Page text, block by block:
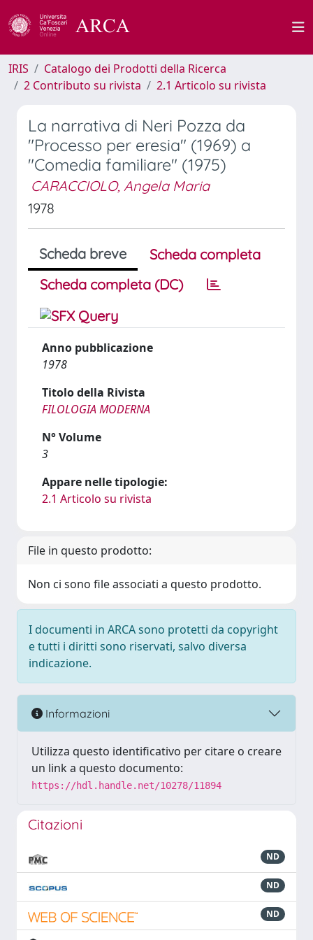
IRIS
Catalogo dei Prodotti della Ricerca
2 Contributo su rivista
2.1 Articolo su rivista
La narrativa di Neri Pozza da
"Processo per eresia" (1969) a
"Comedia familiare" (1975)
CARACCIOLO, Angela Maria
1978
Scheda breve
Scheda completa
Scheda completa (DC)
Anno pubblicazione
1978
Titolo della Rivista
FILOLOGIA MODERNA
N° Volume
3
Appare nelle tipologie:
2.1 Articolo su rivista
File in questo prodotto:
Non ci sono file associati a questo prodotto.
I documenti in ARCA sono protetti da copyright
e tutti i diritti sono riservati, salvo diversa
indicazione.
Informazioni
Utilizza questo identificativo per citare o creare
un link a questo documento:
https://hdl.handle.net/10278/11894
Citazioni
ND
ND
ND